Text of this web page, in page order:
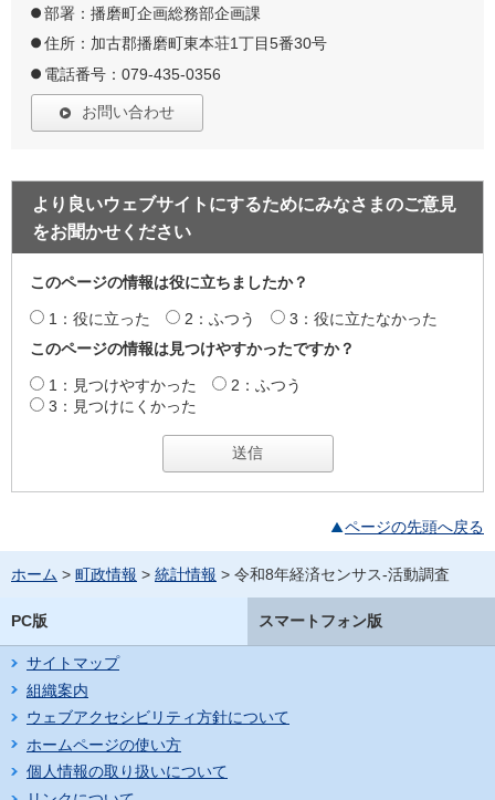
部署：播磨町企画総務部企画課
住所：加古郡播磨町東本荘1丁目5番30号
電話番号：079-435-0356
お問い合わせ
より良いウェブサイトにするためにみなさまのご意見
をお聞かせください
このページの情報は役に立ちましたか？
1：役に立った 2：ふつう
3：役に立たなかった
このページの情報は見つけやすかったですか？
1：見つけやすかった
2：ふつう
3：見つけにくかった
ページの先頭へ戻る
ホーム > 町政情報 > 統計情報 > 令和8年経済センサス-活動調査
PC版 スマートフォン版
サイトマップ
組織案内
ウェブアクセシビリティ方針について
ホームページの使い方
個人情報の取り扱いについて